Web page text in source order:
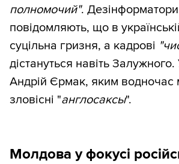
полномочий". Дезінформатори
повідомляють, що в
суцільна гризня, а кадрові
дістануться навіть
Андрій Єрмак, яким водночас
зловісні "англосаксы".
Молдова у фокусі